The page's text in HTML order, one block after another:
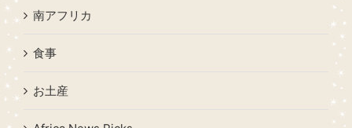
南アフリカ
食事
お土産